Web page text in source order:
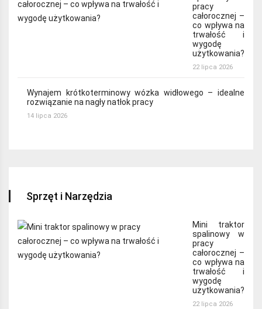
pracy
całorocznej –
co wpływa na
trwałość i
wygodę
użytkowania?
22 lipca 2026
Wynajem krótkoterminowy wózka widłowego – idealne
rozwiązanie na nagły natłok pracy
14 lipca 2026
Sprzęt i Narzędzia
Mini traktor
spalinowy w
pracy
całorocznej –
co wpływa na
trwałość i
wygodę
użytkowania?
22 lipca 2026